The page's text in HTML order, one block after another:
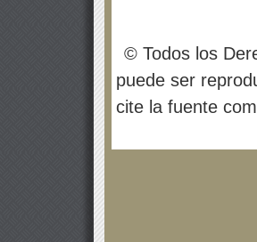
© Todos los
puede ser
cite la fuente